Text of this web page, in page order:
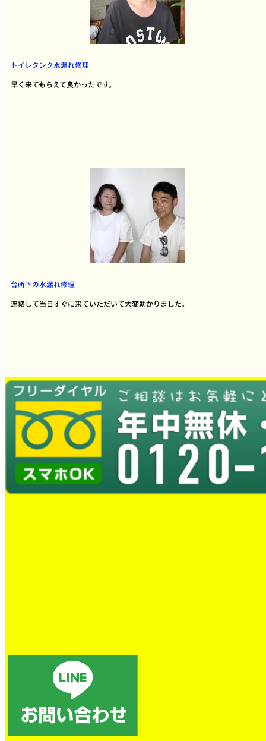
トイレタンク水漏れ修理
早く来てもらえて良かったです。
台所下の水漏れ修理
連絡して当日すぐに来ていただいて大変助かりました。
トイレの詰まり除去